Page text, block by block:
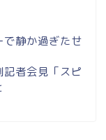
静か過ぎたせ
者会見「スピ